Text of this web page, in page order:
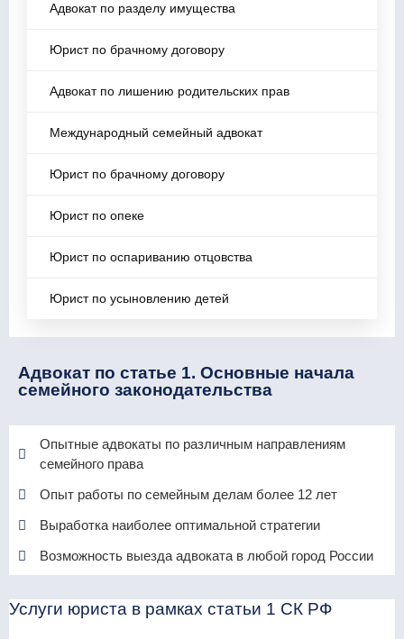
Адвокат по разделу имущества
Юрист по брачному договору
Адвокат по лишению родительских прав
Международный семейный адвокат
Юрист по брачному договору
Юрист по опеке
Юрист по оспариванию отцовства
Юрист по усыновлению детей
Адвокат по статье 1. Основные начала
семейного законодательства
Опытные адвокаты по различным направлениям
семейного права
Опыт работы по семейным делам более 12 лет
Выработка наиболее оптимальной стратегии
Возможность выезда адвоката в любой город России
Услуги юриста в рамках статьи 1 СК РФ